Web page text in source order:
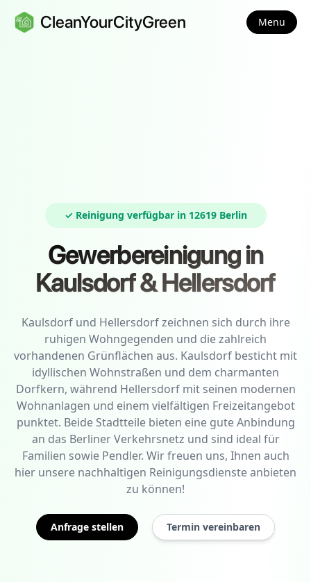
CleanYourCityGreen Menu
✓ Reinigung verfügbar in 12619 Berlin
Gewerbereinigung in
Kaulsdorf & Hellersdorf
Kaulsdorf und Hellersdorf zeichnen sich durch ihre
ruhigen Wohngegenden und die zahlreich
vorhandenen Grünflächen aus. Kaulsdorf besticht mit
idyllischen Wohnstraßen und dem charmanten
Dorfkern, während Hellersdorf mit seinen modernen
Wohnanlagen und einem vielfältigen Freizeitangebot
punktet. Beide Stadtteile bieten eine gute Anbindung
an das Berliner Verkehrsnetz und sind ideal für
Familien sowie Pendler. Wir freuen uns, Ihnen auch
hier unsere nachhaltigen Reinigungsdienste anbieten
zu können!
Anfrage stellen Termin vereinbaren